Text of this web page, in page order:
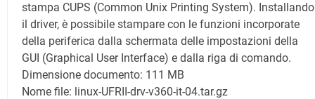
stampa CUPS (Common Unix Printing System). Installando
il driver, è possibile stampare con le funzioni incorporate
della periferica dalla schermata delle impostazioni della
GUI (Graphical User Interface) e dalla riga di comando.
Dimensione documento: 111 MB
Nome file: linux-UFRII-drv-v360-it-04.tar.gz